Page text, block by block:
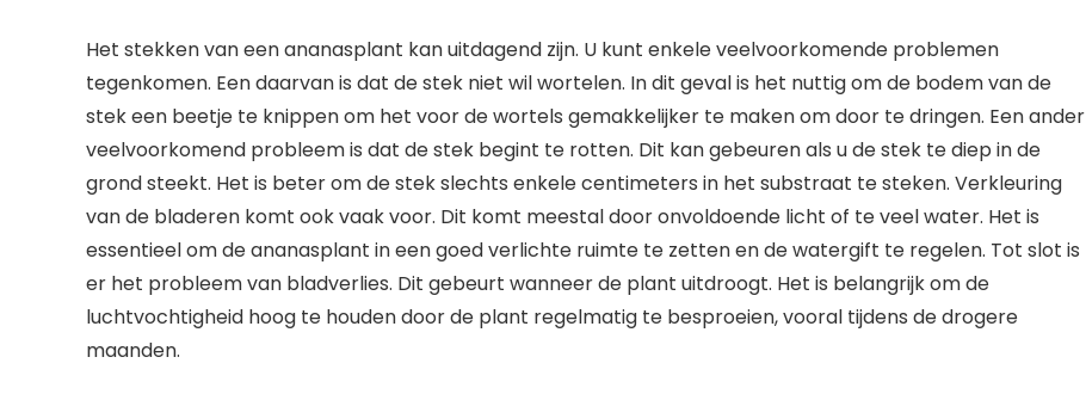
Het stekken van een ananasplant kan uitdagend zijn. U kunt enkele veelvoorkomende problemen
tegenkomen. Een daarvan is dat de stek niet wil wortelen. In dit geval is het nuttig om de bodem van de
stek een beetje te knippen om het voor de wortels gemakkelijker te maken om door te dringen. Een ander
veelvoorkomend probleem is dat de stek begint te rotten. Dit kan gebeuren als u de stek te diep in de
grond steekt. Het is beter om de stek slechts enkele centimeters in het substraat te steken. Verkleuring
van de bladeren komt ook vaak voor. Dit komt meestal door onvoldoende licht of te veel water. Het is
essentieel om de ananasplant in een goed verlichte ruimte te zetten en de watergift te regelen. Tot slot is
er het probleem van bladverlies. Dit gebeurt wanneer de plant uitdroogt. Het is belangrijk om de
luchtvochtigheid hoog te houden door de plant regelmatig te besproeien, vooral tijdens de drogere
maanden.